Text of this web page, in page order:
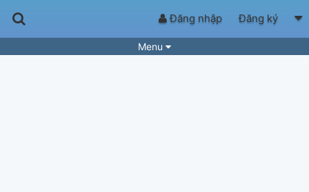
Đăng nhập Đăng ký
Menu